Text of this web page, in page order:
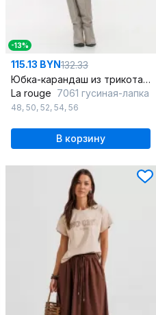
-13%
115.13 BYN132.33
Юбка-карандаш из трикотажа, высокая посадка, демисезон
La rouge 7061 гусиная-лапка
48, 50, 52, 54, 56
В корзину